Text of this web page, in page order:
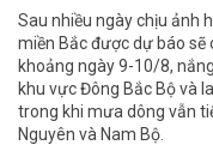
Sau nhiều ngày chịu ảnh
miền Bắc được dự báo
khoảng ngày 9-10/8,
khu vực Đông Bắc Bộ và
trong khi mưa dông vẫn
Nguyên và Nam Bộ.